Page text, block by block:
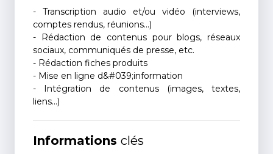
- Transcription audio et/ou vidéo (interviews,
comptes rendus, réunions...)
- Rédaction de contenus pour blogs, réseaux
sociaux, communiqués de presse, etc.
- Rédaction fiches produits
- Mise en ligne d&#039;information
- Intégration de contenus (images, textes,
liens...)
Informations clés